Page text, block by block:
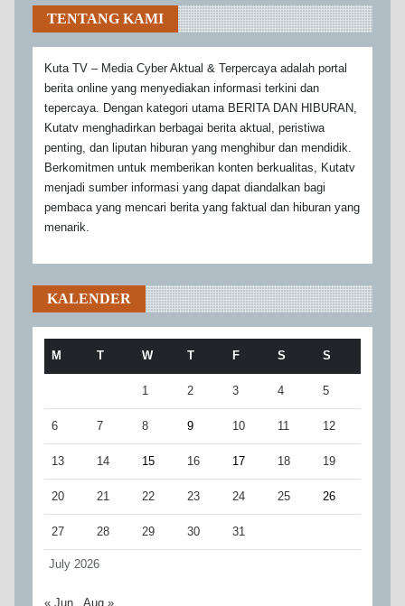
TENTANG KAMI
Kuta TV – Media Cyber Aktual & Terpercaya adalah portal
berita online yang menyediakan informasi terkini dan
tepercaya. Dengan kategori utama BERITA DAN HIBURAN,
Kutatv menghadirkan berbagai berita aktual, peristiwa
penting, dan liputan hiburan yang menghibur dan mendidik.
Berkomitmen untuk memberikan konten berkualitas, Kutatv
menjadi sumber informasi yang dapat diandalkan bagi
pembaca yang mencari berita yang faktual dan hiburan yang
menarik.
KALENDER
July 2026
M T W T F S S
1 2 3 4 5
6 7 8 9 10 11 12
13 14 15 16 17 18 19
20 21 22 23 24 25 26
27 28 29 30 31
« Jun Aug »